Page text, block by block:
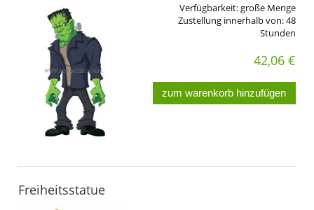
Verfügbarkeit:große Menge
Zustellung innerhalb von:48
Stunden
42,06 €
zum warenkorb hinzufügen
Freiheitsstatue